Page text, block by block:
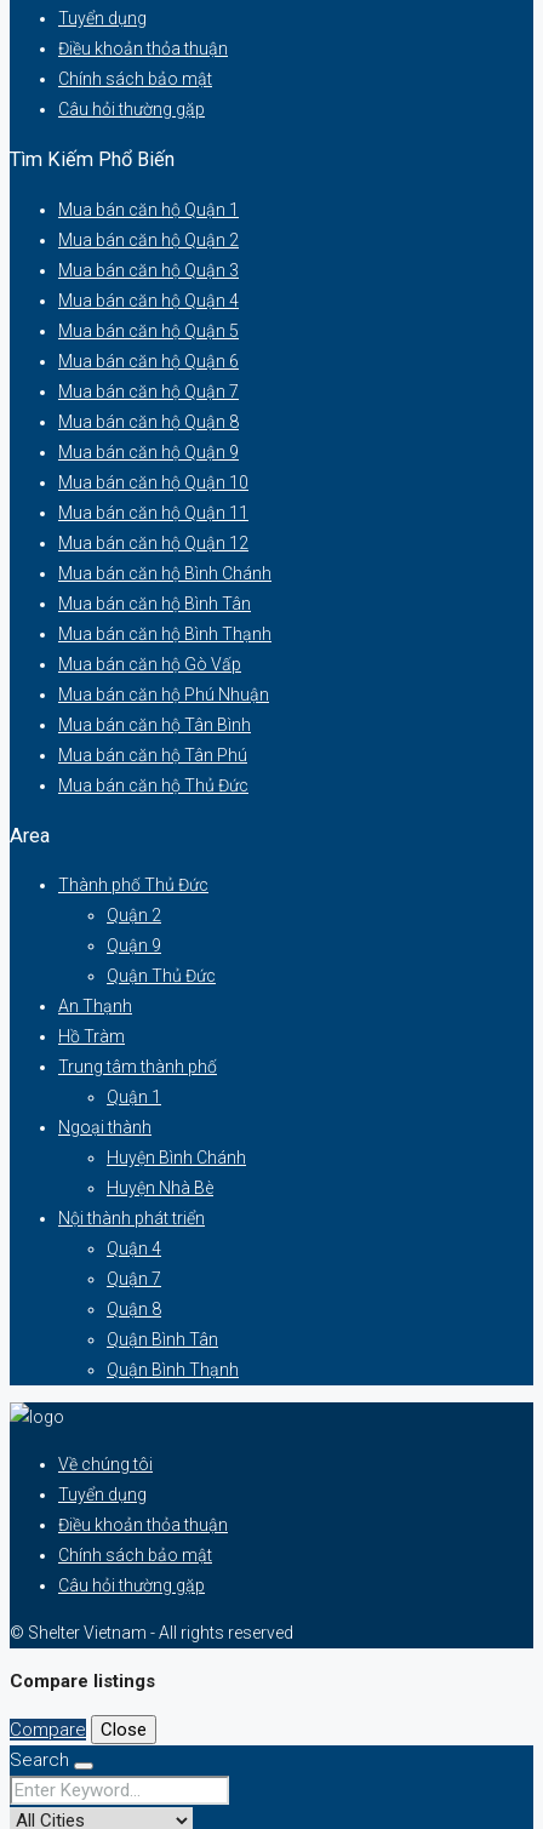
Tuyển dụng
Điều khoản thỏa thuận
Chính sách bảo mật
Câu hỏi thường gặp
Tìm Kiếm Phổ Biến
Mua bán căn hộ Quận 1
Mua bán căn hộ Quận 2
Mua bán căn hộ Quận 3
Mua bán căn hộ Quận 4
Mua bán căn hộ Quận 5
Mua bán căn hộ Quận 6
Mua bán căn hộ Quận 7
Mua bán căn hộ Quận 8
Mua bán căn hộ Quận 9
Mua bán căn hộ Quận 10
Mua bán căn hộ Quận 11
Mua bán căn hộ Quận 12
Mua bán căn hộ Bình Chánh
Mua bán căn hộ Bình Tân
Mua bán căn hộ Bình Thạnh
Mua bán căn hộ Gò Vấp
Mua bán căn hộ Phú Nhuận
Mua bán căn hộ Tân Bình
Mua bán căn hộ Tân Phú
Mua bán căn hộ Thủ Đức
Area
Thành phố Thủ Đức
Quận 2
Quận 9
Quận Thủ Đức
An Thạnh
Hồ Tràm
Trung tâm thành phố
Quận 1
Ngoại thành
Huyện Bình Chánh
Huyện Nhà Bè
Nội thành phát triển
Quận 4
Quận 7
Quận 8
Quận Bình Tân
Quận Bình Thạnh
Về chúng tôi
Tuyển dụng
Điều khoản thỏa thuận
Chính sách bảo mật
Câu hỏi thường gặp
© Shelter Vietnam - All rights reserved
Compare listings
Compare
Close
Search